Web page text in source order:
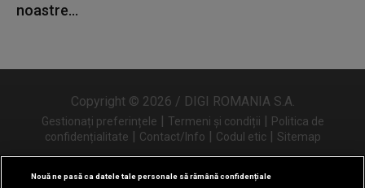
noastre...
Copyright © 2026 / DIGI ROMANIA S.A.
Gestionați preferințele | Termeni și condiții | Politica de
confidențialitate | Contact/Info | Codul etic | Sitemap
Nouă ne pasă ca datele tale personale să rămână confidențiale